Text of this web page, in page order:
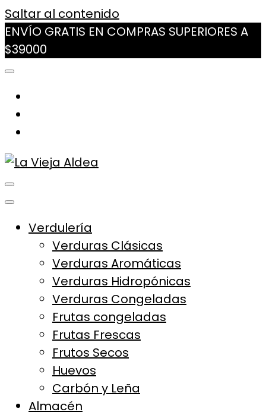
Saltar al contenido
ENVÍO GRATIS EN COMPRAS SUPERIORES A
$39000
Verdulería
Verduras Clásicas
Verduras Aromáticas
Verduras Hidropónicas
Verduras Congeladas
Frutas congeladas
Frutas Frescas
Frutos Secos
Huevos
Carbón y Leña
Almacén